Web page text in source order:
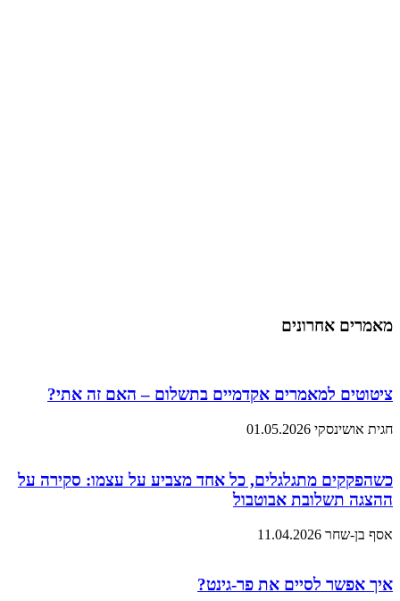
מאמרים אחרונים
ציטוטים למאמרים אקדמיים בתשלום – האם זה אתי?
חגית אושינסקי 01.05.2026
כשהפקקים מתגלגלים, כל אחד מצביע על עצמו: סקירה על
ההצגה תשלובת אבוטבול
אסף בן-שחר 11.04.2026
איך אפשר לסיים את פר-גינט?